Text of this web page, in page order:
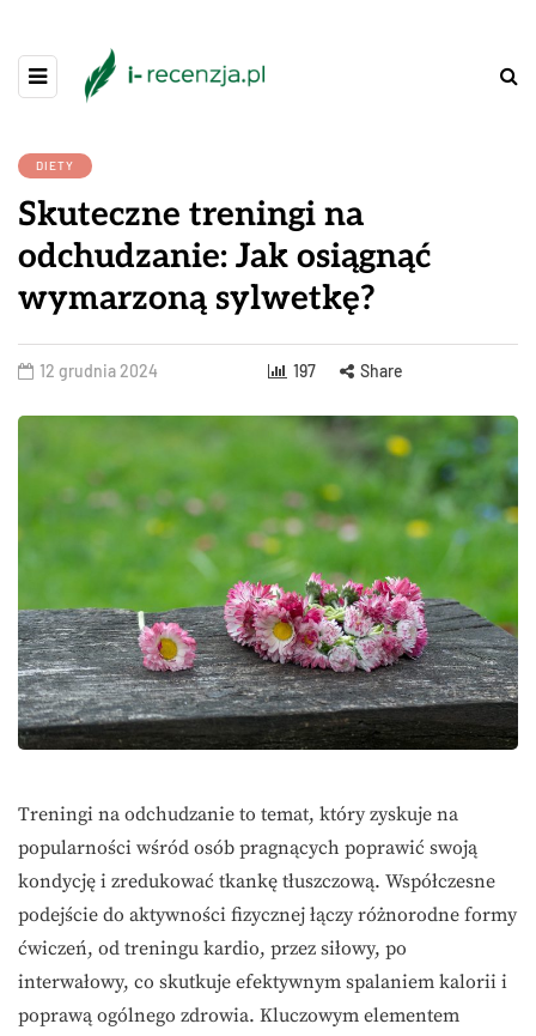
DIETY
Skuteczne treningi na
odchudzanie: Jak osiągnąć
wymarzoną sylwetkę?
12 grudnia 2024 197 Share
Treningi na odchudzanie to temat, który zyskuje na
popularności wśród osób pragnących poprawić swoją
kondycję i zredukować tkankę tłuszczową. Współczesne
podejście do aktywności fizycznej łączy różnorodne formy
ćwiczeń, od treningu kardio, przez siłowy, po
interwałowy, co skutkuje efektywnym spalaniem kalorii i
poprawą ogólnego zdrowia. Kluczowym elementem